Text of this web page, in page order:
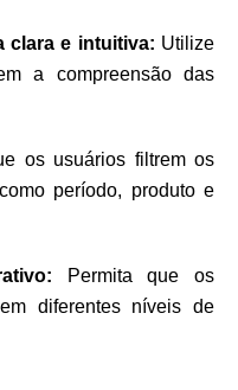
clara e intuitiva: Utilize
a compreensão das
os usuários filtrem os
período, produto e
Permita que os
diferentes níveis de